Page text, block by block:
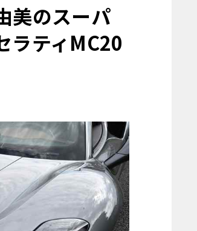
ティ
アストン・マーティン
ハム
ジャガー
ヒョンデ
日産
マツダ
美のスーパ
ラティMC20